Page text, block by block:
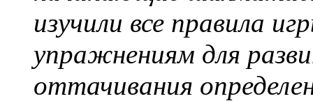
изучили все правила
упражнениям для
оттачивания